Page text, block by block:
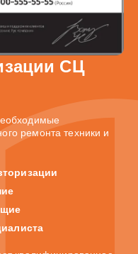
СЦ
ремонта техники и